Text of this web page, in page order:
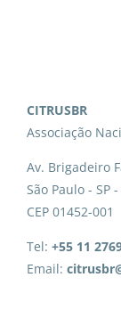
CITRUSBR
Associação
Av. Brigadeiro
São Paulo - SP
CEP 01452-001
Tel: +55 11
Email: